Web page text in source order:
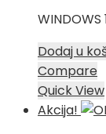
WINDOWS
Dodaj u
Compare
Quick View
Akcija!